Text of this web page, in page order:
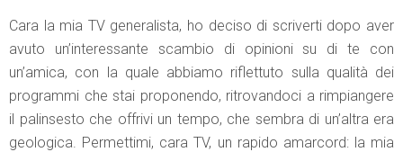
Cara la mia TV generalista, ho deciso di scriverti dopo aver
avuto un’interessante scambio di opinioni su di te con
un’amica, con la quale abbiamo riflettuto sulla qualità dei
programmi che stai proponendo, ritrovandoci a rimpiangere
il palinsesto che offrivi un tempo, che sembra di un’altra era
geologica. Permettimi, cara TV, un rapido amarcord: la mia